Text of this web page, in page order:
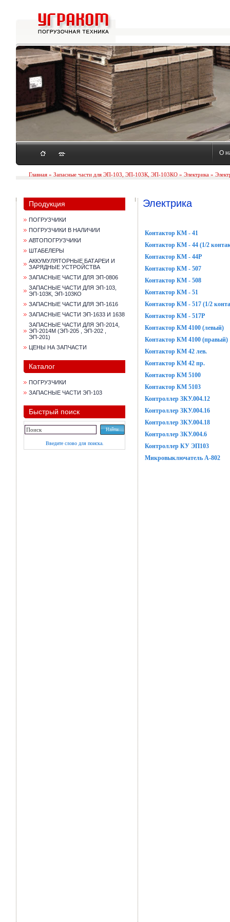
О
Главная » Запасные части для ЭП-103, ЭП-103К, ЭП-103КО » Электрика »
Продукция
ПОГРУЗЧИКИ
ПОГРУЗЧИКИ В НАЛИЧИИ
АВТОПОГРУЗЧИКИ
ШТАБЕЛЕРЫ
АККУМУЛЯТОРНЫЕ БАТАРЕИ И
ЗАРЯДНЫЕ УСТРОЙСТВА
ЗАПАСНЫЕ ЧАСТИ ДЛЯ ЭП-0806
ЗАПАСНЫЕ ЧАСТИ ДЛЯ ЭП-103,
ЭП-103К, ЭП-103КО
ЗАПАСНЫЕ ЧАСТИ ДЛЯ ЭП-1616
ЗАПАСНЫЕ ЧАСТИ ЭП-1633 И 1638
ЗАПАСНЫЕ ЧАСТИ ДЛЯ ЭП-2014,
ЭП-2014М (ЭП-205 , ЭП-202 ,
ЭП-201)
ЦЕНЫ НА ЗАПЧАСТИ
Каталог
ПОГРУЗЧИКИ
ЗАПАСНЫЕ ЧАСТИ ЭП-103
Быстрый поиск
Введите слово для поиска.
Электрика
Контактор КМ - 41
Контактор КМ - 44 (1/2
Контактор КМ - 44Р
Контактор КМ - 507
Контактор КМ - 508
Контактор КМ - 51
Контактор КМ - 517 (1/2
Контактор КМ - 517Р
Контактор КМ 4100 (левый)
Контактор КМ 4100 (правый)
Контактор КМ 42 лев.
Контактор КМ 42 пр.
Контактор КМ 5100
Контактор КМ 5103
Контроллер 3КУ.004.12
Контроллер 3КУ.004.16
Контроллер 3КУ.004.18
Контроллер 3КУ.004.6
Контроллер КУ ЭП103
Микровыключатель А-802